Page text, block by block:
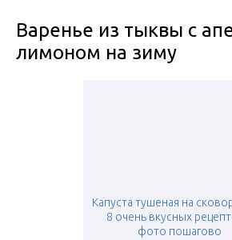
Варенье из тыквы с
лимоном на зиму
Капуста тушеная на
8 очень вкусных
фото пошагово